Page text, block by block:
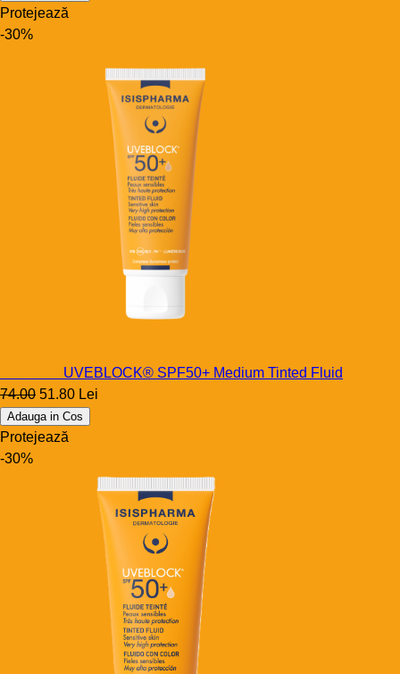
Protejează
-30%
UVEBLOCK® SPF50+ Medium Tinted Fluid
74.00 51.80 Lei
Adauga in Cos
Protejează
-30%